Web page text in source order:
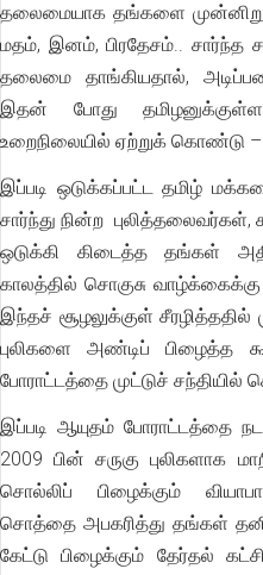
தலைமையாக தங்களை
மதம், இனம், பிரதேசம்.. சார்ந்த
தலைமை தாங்கியதால்,
இதன் போது
உறைநிலையில் ஏற்றுக் கொண்டு –
இப்படி ஒடுக்கப்பட்ட தமிழ்
சார்ந்து நின்ற
ஒடுக்கி கிடைத்த தங்கள்
காலத்தில் சொகுசு
இந்தச் சூழலுக்குள் சீரழித்ததில்
புலிகளை அண்டிப் பிழைத்த
போராட்டத்தை முட்டுச்
இப்படி ஆயுதம் போராட்டத்தை
2009 பின் சருகு புலிகளாக
சொல்லிப் பிழைக்கும்
சொத்தை அபகரித்து தங்கள்
கேட்டு பிழைக்கும் தேர்தல்